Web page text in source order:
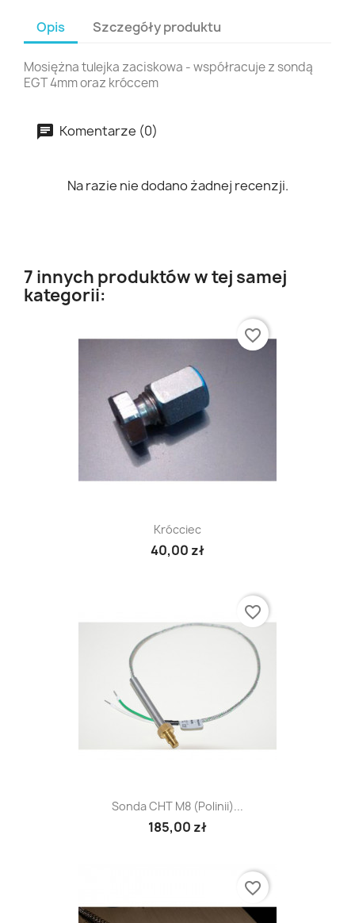
Opis Szczegóły produktu
Mosiężna tulejka zaciskowa - współracuje z sondą
EGT 4mm oraz króccem
Komentarze (0)
Na razie nie dodano żadnej recenzji.
7 innych produktów w tej samej
kategorii:
Krócciec
40,00 zł
favorite_border
Sonda CHT M8 (Polinii)...
185,00 zł
favorite_border
favorite_border